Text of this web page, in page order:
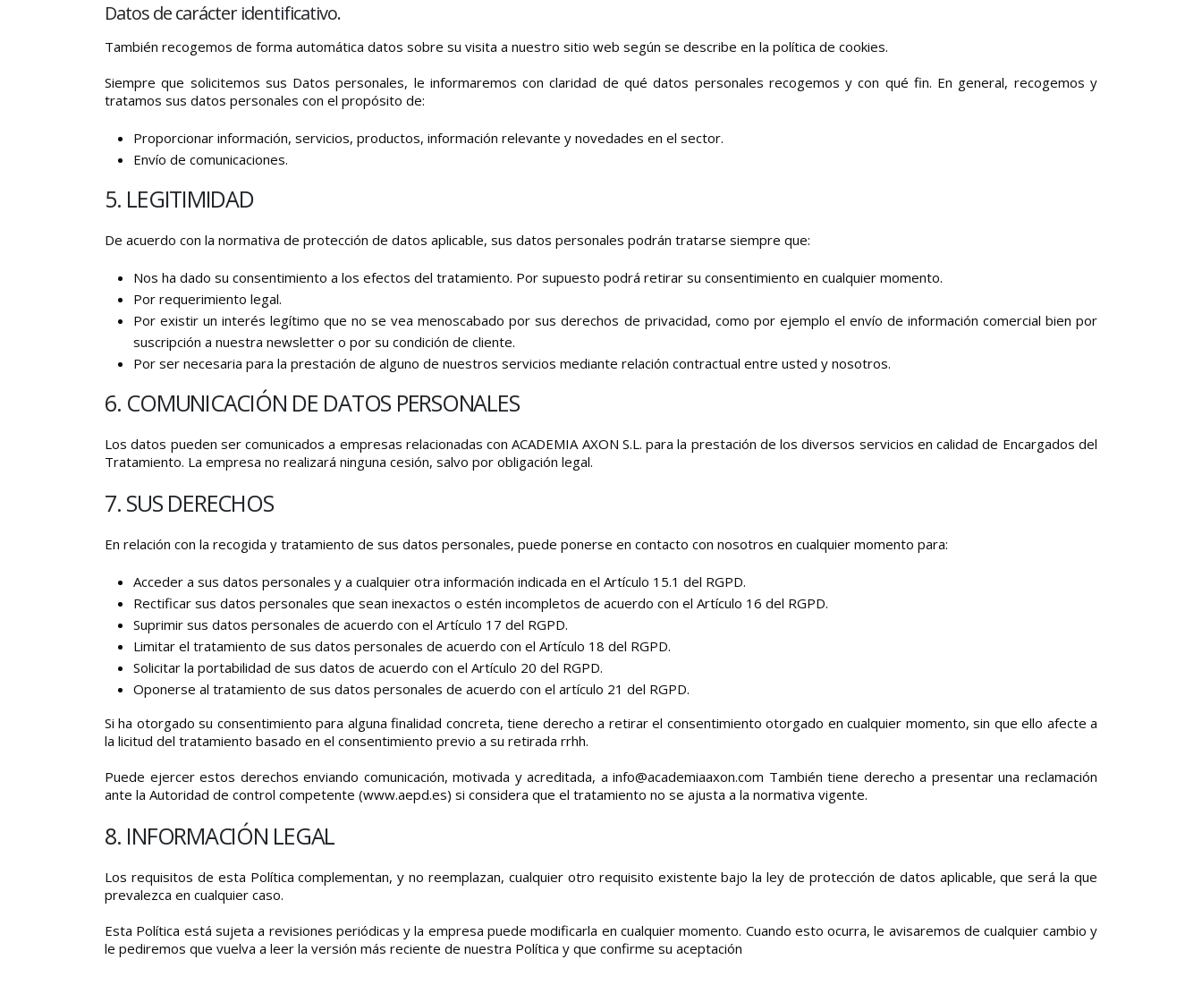
Datos de carácter identificativo.
También recogemos de forma automática datos sobre su visita a nuestro sitio web según se describe en la política de cookies.
Siempre que solicitemos sus Datos personales, le informaremos con claridad de qué datos personales recogemos y con qué fin. En general, recogemos y
tratamos sus datos personales con el propósito de:
Proporcionar información, servicios, productos, información relevante y novedades en el sector.
Envío de comunicaciones.
5. LEGITIMIDAD
De acuerdo con la normativa de protección de datos aplicable, sus datos personales podrán tratarse siempre que:
Nos ha dado su consentimiento a los efectos del tratamiento. Por supuesto podrá retirar su consentimiento en cualquier momento.
Por requerimiento legal.
Por existir un interés legítimo que no se vea menoscabado por sus derechos de privacidad, como por ejemplo el envío de información comercial bien por
suscripción a nuestra newsletter o por su condición de cliente.
Por ser necesaria para la prestación de alguno de nuestros servicios mediante relación contractual entre usted y nosotros.
6. COMUNICACIÓN DE DATOS PERSONALES
Los datos pueden ser comunicados a empresas relacionadas con ACADEMIA AXON S.L. para la prestación de los diversos servicios en calidad de Encargados del
Tratamiento. La empresa no realizará ninguna cesión, salvo por obligación legal.
7. SUS DERECHOS
En relación con la recogida y tratamiento de sus datos personales, puede ponerse en contacto con nosotros en cualquier momento para:
Acceder a sus datos personales y a cualquier otra información indicada en el Artículo 15.1 del RGPD.
Rectificar sus datos personales que sean inexactos o estén incompletos de acuerdo con el Artículo 16 del RGPD.
Suprimir sus datos personales de acuerdo con el Artículo 17 del RGPD.
Limitar el tratamiento de sus datos personales de acuerdo con el Artículo 18 del RGPD.
Solicitar la portabilidad de sus datos de acuerdo con el Artículo 20 del RGPD.
Oponerse al tratamiento de sus datos personales de acuerdo con el artículo 21 del RGPD.
Si ha otorgado su consentimiento para alguna finalidad concreta, tiene derecho a retirar el consentimiento otorgado en cualquier momento, sin que ello afecte a
la licitud del tratamiento basado en el consentimiento previo a su retirada rrhh.
Puede ejercer estos derechos enviando comunicación, motivada y acreditada, a info@academiaaxon.com También tiene derecho a presentar una reclamación
ante la Autoridad de control competente (www.aepd.es) si considera que el tratamiento no se ajusta a la normativa vigente.
8. INFORMACIÓN LEGAL
Los requisitos de esta Política complementan, y no reemplazan, cualquier otro requisito existente bajo la ley de protección de datos aplicable, que será la que
prevalezca en cualquier caso.
Esta Política está sujeta a revisiones periódicas y la empresa puede modificarla en cualquier momento. Cuando esto ocurra, le avisaremos de cualquier cambio y
le pediremos que vuelva a leer la versión más reciente de nuestra Política y que confirme su aceptación